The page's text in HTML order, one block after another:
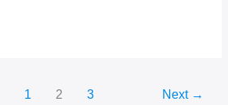
1 2 3 Next →